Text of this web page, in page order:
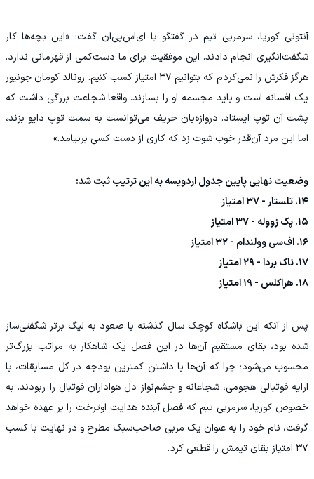
آنتونی کوریا، سرمربی تیم در گفتگو با ای‌اس‌پی‌ان گفت: «این بچه‌ها کار
شگفت‌انگیزی انجام دادند. این موفقیت برای ما دست‌کمی از قهرمانی ندارد.
هرگز فکرش را نمی‌کردم که بتوانیم ۳۷ امتیاز کسب کنیم. رونالد کومان جونیور
یک افسانه است و باید مجسمه او را بسازند. واقعا شجاعت بزرگی داشت که
پشت آن توپ ایستاد. دروازه‌بان حریف می‌توانست به سمت توپ دایو بزند،
اما این مرد آن‌قدر خوب شوت زد که کاری از دست کسی برنیامد.»
وضعیت نهایی پایین جدول اردویسه به این ترتیب ثبت شد:
۱۴. تلستار - ۳۷ امتیاز
۱۵. پک زووله - ۳۷ امتیاز
۱۶. اف‌سی وولندام - ۳۲ امتیاز
۱۷. ناک بردا - ۲۹ امتیاز
۱۸. هراکلس - ۱۹ امتیاز
پس از آنکه این باشگاه کوچک سال گذشته با صعود به لیگ برتر شگفتی‌ساز
شده بود، بقای مستقیم آن‌ها در این فصل یک شاهکار به مراتب بزرگ‌تر
محسوب می‌شود؛ چرا که آن‌ها با داشتن کمترین بودجه در کل مسابقات، با
ارایه فوتبالی هجومی، شجاعانه و چشم‌نواز دل هواداران فوتبال را ربودند. به
خصوص کوریا، سرمربی تیم که فصل آینده هدایت اوترخت را بر عهده خواهد
گرفت، نام خود را به عنوان یک مربی صاحب‌سبک مطرح و در نهایت با کسب
۳۷ امتیاز بقای تیمش را قطعی کرد.